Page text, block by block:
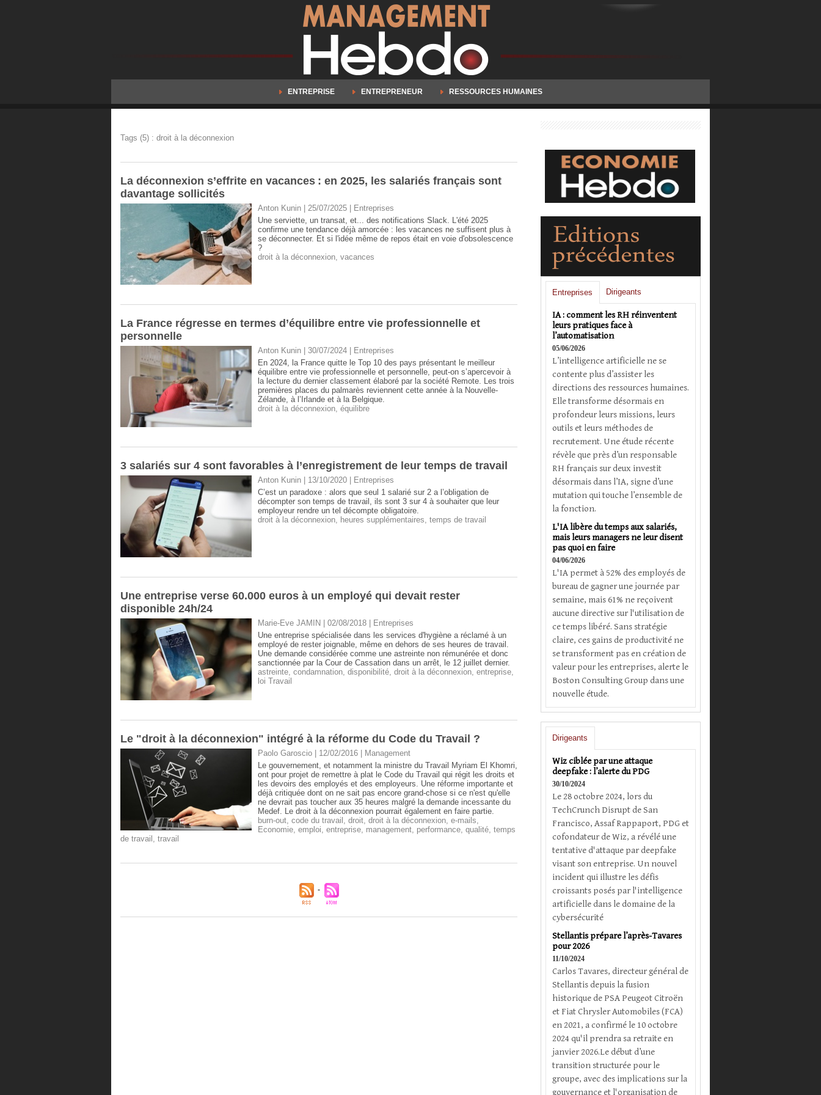
ENTREPRISE ENTREPRENEUR RESSOURCES HUMAINES
Tags (5) : droit à la déconnexion
La déconnexion s’effrite en vacances : en 2025, les salariés français sont
davantage sollicités
Anton Kunin | 25/07/2025
Entreprises
Une serviette, un transat, et... des notifications Slack. L'été 2025
confirme une tendance déjà amorcée : les vacances ne suffisent plus à
se déconnecter. Et si l'idée même de repos était en voie d'obsolescence
?
droit à la déconnexion, vacances
La France régresse en termes d’équilibre entre vie professionnelle et
personnelle
Anton Kunin | 30/07/2024
Entreprises
En 2024, la France quitte le Top 10 des pays présentant le meilleur
équilibre entre vie professionnelle et personnelle, peut-on s’apercevoir à
la lecture du dernier classement élaboré par la société Remote. Les trois
premières places du palmarès reviennent cette année à la Nouvelle-
Zélande, à l’Irlande et à la Belgique.
droit à la déconnexion, équilibre
3 salariés sur 4 sont favorables à l’enregistrement de leur temps de travail
Anton Kunin | 13/10/2020
Entreprises
C’est un paradoxe : alors que seul 1 salarié sur 2 a l’obligation de
décompter son temps de travail, ils sont 3 sur 4 à souhaiter que leur
employeur rendre un tel décompte obligatoire.
droit à la déconnexion, heures supplémentaires, temps de travail
Une entreprise verse 60.000 euros à un employé qui devait rester
disponible 24h/24
Marie-Eve JAMIN | 02/08/2018
Entreprises
Une entreprise spécialisée dans les services d'hygiène a réclamé à un
employé de rester joignable, même en dehors de ses heures de travail.
Une demande considérée comme une astreinte non rémunérée et donc
sanctionnée par la Cour de Cassation dans un arrêt, le 12 juillet dernier.
astreinte, condamnation, disponibilité, droit à la déconnexion, entreprise,
loi Travail
​Le "droit à la déconnexion" intégré à la réforme du Code du Travail ?
Paolo Garoscio | 12/02/2016
Management
Le gouvernement, et notamment la ministre du Travail Myriam El Khomri,
ont pour projet de remettre à plat le Code du Travail qui régit les droits et
les devoirs des employés et des employeurs. Une réforme importante et
déjà critiquée dont on ne sait pas encore grand-chose si ce n'est qu'elle
ne devrait pas toucher aux 35 heures malgré la demande incessante du
Medef. Le droit à la déconnexion pourrait également en faire partie.
burn-out, code du travail , droit, droit à la déconnexion, e-mails,
Economie, emploi, entreprise, management, performance, qualité, temps
de travail , travail
Entreprises Dirigeants
IA : comment les RH réinventent
leurs pratiques face à
l’automatisation
05/06/2026
L’intelligence artificielle ne se
contente plus d’assister les
directions des ressources humaines.
Elle transforme désormais en
profondeur leurs missions, leurs
outils et leurs méthodes de
recrutement. Une étude récente
révèle que près d’un responsable
RH français sur deux investit
désormais dans l’IA, signe d’une
mutation qui touche l’ensemble de
la fonction.
L'IA libère du temps aux salariés,
mais leurs managers ne leur disent
pas quoi en faire
04/06/2026
L'IA permet à 52% des employés de
bureau de gagner une journée par
semaine, mais 61% ne reçoivent
aucune directive sur l'utilisation de
ce temps libéré. Sans stratégie
claire, ces gains de productivité ne
se transforment pas en création de
valeur pour les entreprises, alerte le
Boston Consulting Group dans une
nouvelle étude.
Dirigeants
Wiz ciblée par une attaque
deepfake : l’alerte du PDG
30/10/2024
Le 28 octobre 2024, lors du
TechCrunch Disrupt de San
Francisco, Assaf Rappaport, PDG et
cofondateur de Wiz, a révélé une
tentative d'attaque par deepfake
visant son entreprise. Un nouvel
incident qui illustre les défis
croissants posés par l'intelligence
artificielle dans le domaine de la
cybersécurité
Stellantis prépare l’après-Tavares
pour 2026
11/10/2024
Carlos Tavares, directeur général de
Stellantis depuis la fusion
historique de PSA Peugeot Citroën
et Fiat Chrysler Automobiles (FCA)
en 2021, a confirmé le 10 octobre
2024 qu'il prendra sa retraite en
janvier 2026.Le début d’une
transition structurée pour le
groupe, avec des implications sur la
gouvernance et l'organisation de